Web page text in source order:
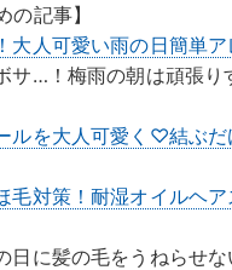
の記事】
大人可愛い雨の日簡単
サ…！梅雨の朝は頑張り
ルを大人可愛く♡結ぶだ
毛対策！耐湿オイルヘ
に髪の毛をうねらせな